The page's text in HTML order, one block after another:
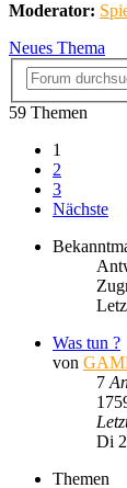
Moderator:
Neues Thema
59 Themen
1
2
3
Nächste
Was tun ?
von
7
Di
Themen